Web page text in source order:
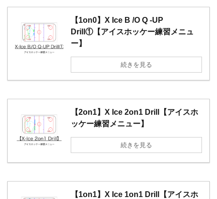
【1on0】X Ice B /O Q -UP
Drill①【アイスホッケー練習メニュ
ー】
続きを見る
【2on1】X Ice 2on1 Drill【アイスホ
ッケー練習メニュー】
続きを見る
【1on1】X Ice 1on1 Drill【アイスホ